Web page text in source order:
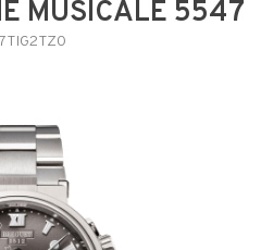
MUSICALE 5547